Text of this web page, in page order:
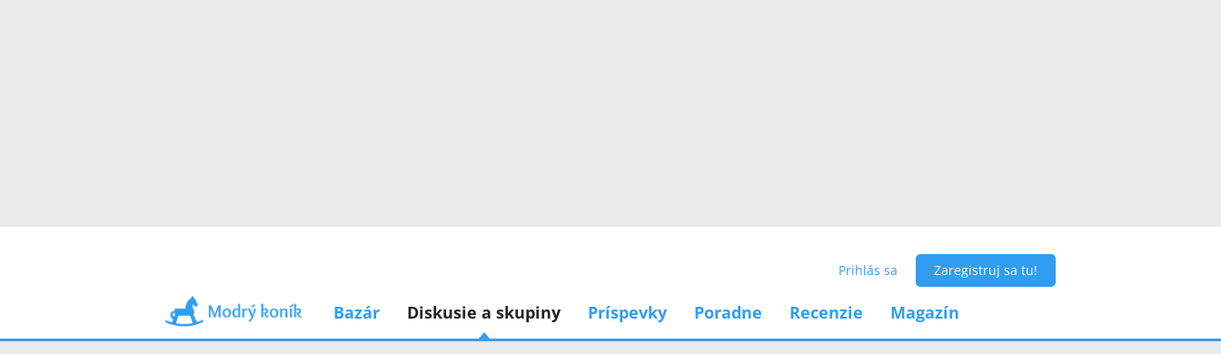
Prihlás sa Zaregistruj sa tu!
Bazár Diskusie a skupiny Príspevky Poradne Recenzie Magazín